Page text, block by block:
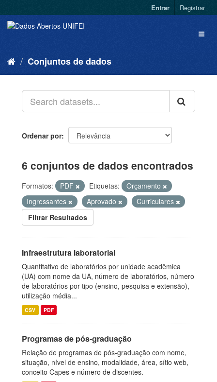
Entrar Registrar
Conjuntos de dados
Ordenar por
6 conjuntos de dados encontrados
Formatos: PDF Etiquetas:
Orçamento
Ingressantes
Aprovado
Curriculares
Filtrar Resultados
Infraestrutura laboratorial
Quantitativo de laboratórios por unidade acadêmica
(UA) com nome da UA, número de laboratórios, número
de laboratórios por tipo (ensino, pesquisa e extensão),
utilização média...
CSV PDF
Programas de pós-graduação
Relação de programas de pós-graduação com nome,
situação, nível de ensino, modalidade, área, sítio web,
conceito Capes e número de discentes.